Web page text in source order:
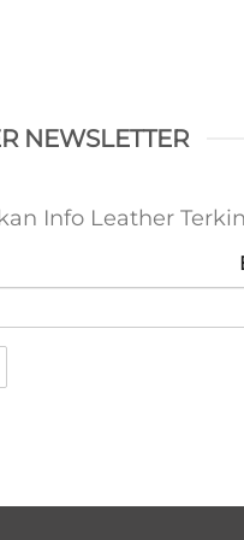
NEWSLETTER
Info Leather